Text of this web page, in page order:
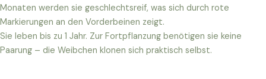
Monaten werden sie geschlechtsreif, was sich durch rote
Markierungen an den Vorderbeinen zeigt.
Sie leben bis zu 1 Jahr. Zur Fortpflanzung benötigen sie keine
Paarung – die Weibchen klonen sich praktisch selbst.